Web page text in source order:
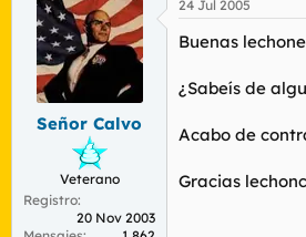
a
d
o
t
Señor Calvo
Veterano
Registro
20 Nov 2003
24 Jul 2005
Buenas
¿Sabeís de
Acabo de
Gracias